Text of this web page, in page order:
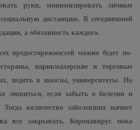
руки, минимизировать личные
дистанцию. В сегодняшней
а обязанность каждого.
предосторожностей можно будет по-
парикмахерские и торговые
ходить в школы, университеты. Но
лишиться, если забыть о болезни и
Тогда количество заболевших начнет
все закрывать. Коронавирус пока